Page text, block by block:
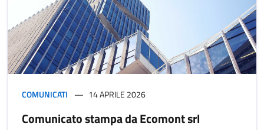
COMUNICATI 14 APRILE 2026
Comunicato stampa da Ecomont srl